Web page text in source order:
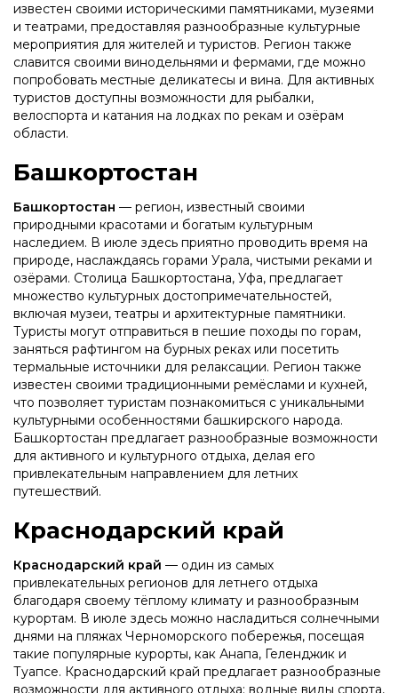
известен своими историческими памятниками, музеями
и театрами, предоставляя разнообразные культурные
мероприятия для жителей и туристов. Регион также
славится своими винодельнями и фермами, где можно
попробовать местные деликатесы и вина. Для активных
туристов доступны возможности для рыбалки,
велоспорта и катания на лодках по рекам и озёрам
области.
Башкортостан
Башкортостан — регион, известный своими
природными красотами и богатым культурным
наследием. В июле здесь приятно проводить время на
природе, наслаждаясь горами Урала, чистыми реками и
озёрами. Столица Башкортостана, Уфа, предлагает
множество культурных достопримечательностей,
включая музеи, театры и архитектурные памятники.
Туристы могут отправиться в пешие походы по горам,
заняться рафтингом на бурных реках или посетить
термальные источники для релаксации. Регион также
известен своими традиционными ремёслами и кухней,
что позволяет туристам познакомиться с уникальными
культурными особенностями башкирского народа.
Башкортостан предлагает разнообразные возможности
для активного и культурного отдыха, делая его
привлекательным направлением для летних
путешествий.
Краснодарский край
Краснодарский край — один из самых
привлекательных регионов для летнего отдыха
благодаря своему тёплому климату и разнообразным
курортам. В июле здесь можно насладиться солнечными
днями на пляжах Черноморского побережья, посещая
такие популярные курорты, как Анапа, Геленджик и
Туапсе. Краснодарский край предлагает разнообразные
возможности для активного отдыха: водные виды спорта,